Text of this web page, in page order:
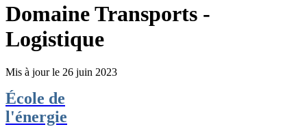
Domaine Transports -
Logistique
Mis à jour le 26 juin 2023
École de
l'énergie